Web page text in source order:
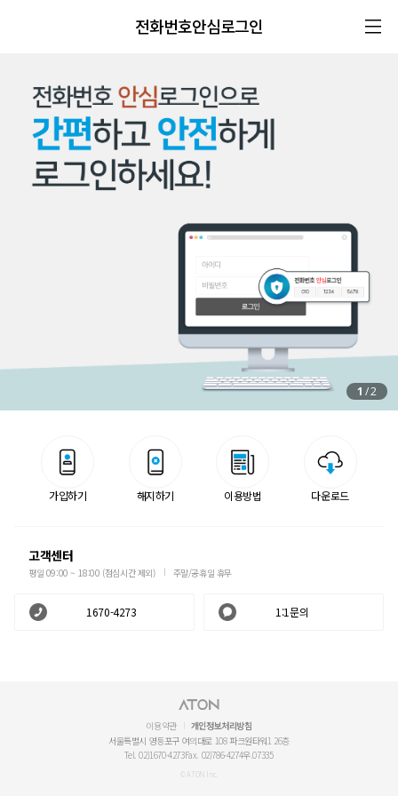
전화번호안심로그인
1 /2
가입하기 해지하기 이용방법 다운로드
고객센터
평일 09:00 ~ 18:00 (점심시간 제외) 주말/공휴일 휴무
1670-4273 1:1문의
이용약관
개인정보처리방침
서울특별시 영등포구 여의대로 108 파크원타워1 26층
Tel. 02)1670-4273Fax. 02)786-4274우.07335
© ATON Inc.